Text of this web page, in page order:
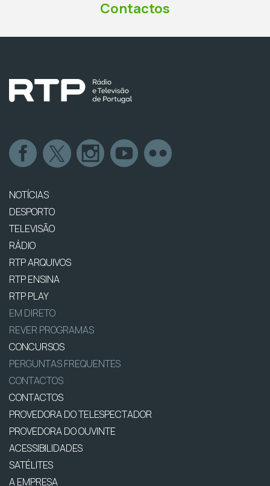
Contactos
NOTÍCIAS
DESPORTO
TELEVISÃO
RÁDIO
RTP ARQUIVOS
RTP ENSINA
RTP PLAY
EM DIRETO
REVER PROGRAMAS
CONCURSOS
PERGUNTAS FREQUENTES
CONTACTOS
CONTACTOS
PROVEDORA DO TELESPECTADOR
PROVEDORA DO OUVINTE
ACESSIBILIDADES
SATÉLITES
A EMPRESA